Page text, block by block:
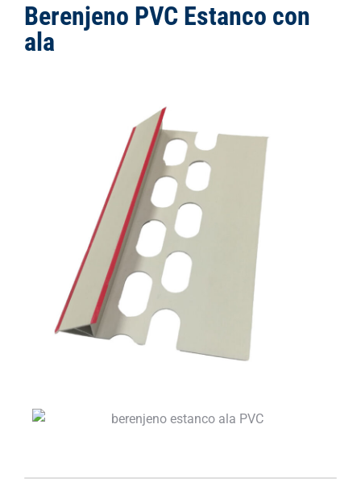
Berenjeno PVC Estanco con
ala